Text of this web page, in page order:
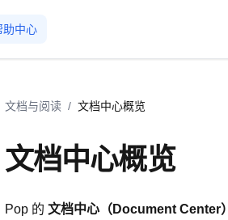
助中心
文档与阅读 / 文档中心概览
文档中心概览
Pop 的 文档中心（Document Center）